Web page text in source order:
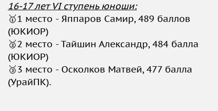
16-17 лет VI ступень юноши:
🥇1 место - Яппаров Самир, 489 баллов
(ЮКИОР)
🥈2 место - Тайшин Александр, 484 балла
(ЮКИОР)
🥉3 место - Осколков Матвей, 477 балла
(УрайПК).